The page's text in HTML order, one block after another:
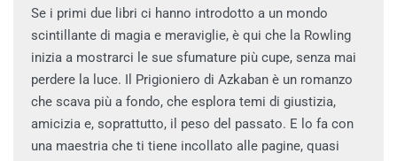
Se i primi due libri ci hanno introdotto a un mondo
scintillante di magia e meraviglie, è qui che la Rowling
inizia a mostrarci le sue sfumature più cupe, senza mai
perdere la luce. Il Prigioniero di Azkaban è un romanzo
che scava più a fondo, che esplora temi di giustizia,
amicizia e, soprattutto, il peso del passato. E lo fa con
una maestria che ti tiene incollato alle pagine, quasi